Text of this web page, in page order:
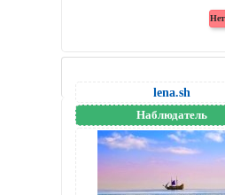
lena.sh
Наблюдатель